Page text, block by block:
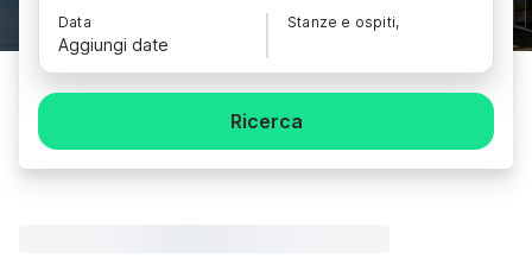
Data
Aggiungi date
Stanze e ospiti,
Ricerca